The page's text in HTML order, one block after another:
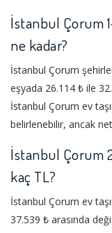
İstanbul Çorum
ne kadar?
İstanbul Çorum
eşyada 26.114 ₺ ile
İstanbul Çorum ev
belirlenebilir, ancak
İstanbul Çorum
kaç TL?
İstanbul Çorum ev
37.539 ₺ arasında